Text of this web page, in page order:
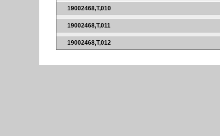
19002468,T,010
19002468,T,011
19002468,T,012